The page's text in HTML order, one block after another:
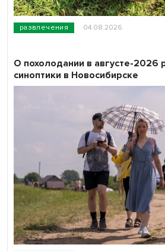
развлечения 04.08.2026
О похолодании в августе-2026
синоптики в Новосибирске